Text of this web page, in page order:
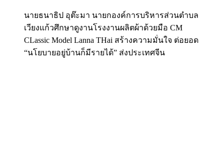
นายธนาธิป อุต๊ะมา นายกองค์การบริหารส่วนตำบล
เวียงแก้วศึกษาดูงานโรงงานผลิตผ้าด้วยมือ CM
CLassic Model Lanna THai สร้างความมั่นใจ ต่อยอด
“นโยบายอยู่บ้านก็มีรายได้” ส่งประเทศจีน